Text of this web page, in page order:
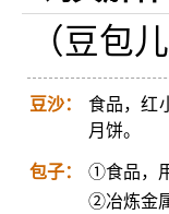
（豆包
豆沙：
食品，红
月饼。
包子：
①食品，
②冶炼金